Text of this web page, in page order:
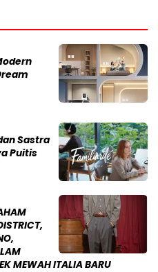
Sastra
Puitis
MEWAH ITALIA BARU